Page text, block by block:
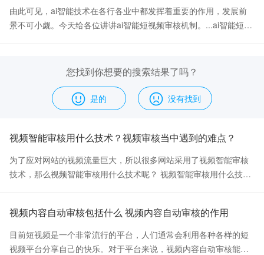
"之前最大的问题是审核标准不一致，同一条视频不同审核员判断不
同，用户投诉很多。接入腾讯云VM后，算法标准完全统一，相关投
作，人工专注5%的复杂判断——这就是2026年视频审核的最优模
式。 每天节省的审核成本积少成多，一年下来数字相当可观。还等
由此可见，ai智能技术在各行各业中都发挥着重要的作用，发展前
景不可小觑。今天给各位讲讲ai智能短视频审核机制。...ai智能短视
从中作梗，就会使用ai智能短视频审核机制，再结合工作人员的审
术是会做去重的处理，这样大家看到的视频就不会重重复复。...最
后再将审核通过的视频进行分类打标签，这样就形成了大家日常休
出了两个特点：低成本以及高效率。...其次就是高效率，毕竟人工
这些视频，还不用担心审核出错等问题产生。 上面就是关于ai智能
短视频审核的相关内容介绍。
您找到你想要的搜索结果了吗？
是的 没有找到
视频智能审核用什么技术？视频审核当中遇到的难点？
为了应对网站的视频流量巨大，所以很多网站采用了视频智能审核
技术，那么视频智能审核用什么技术呢？ 视频智能审核用什么技
术来完成的？...其实很多的视频平台现在使用了一些非常高端化的
视频过滤审查系统，这些智能审核可以在海量的视频内容中通过大
数据筛选以及过滤，从而寻找和识别到那些违法违规的图像画面进
视频内容自动审核包括什么 视频内容自动审核的作用
目前短视频是一个非常流行的平台，人们通常会利用各种各样的短
视频平台分享自己的快乐。对于平台来说，视频内容自动审核能省